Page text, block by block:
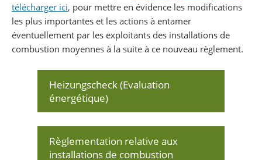
télécharger ici, pour mettre en évidence les modifications
les plus importantes et les actions à entamer
éventuellement par les exploitants des installations de
combustion moyennes à la suite à ce nouveau règlement.
Heizungscheck (Evaluation
énergétique)
Règlementation relative aux
installations de combustion